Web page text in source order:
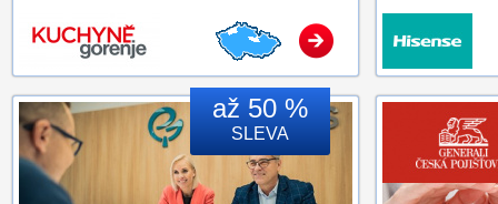
až 50 %
SLEVA